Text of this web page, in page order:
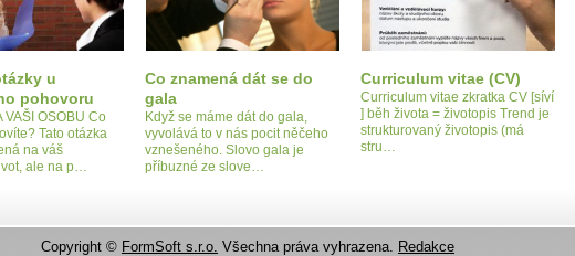
u
pohovoru
VAŠI OSOBU Co
Tato otázka
na váš
ale na p…
Co znamená dát se do
gala
Když se máme dát do gala,
vyvolává to v nás pocit něčeho
vznešeného. Slovo gala je
příbuzné ze slove…
Curriculum vitae (CV)
Curriculum vitae zkratka CV [síví
] běh života = životopis Trend je
strukturovaný životopis (má
stru…
Copyright © FormSoft s.r.o. Všechna práva vyhrazena. Redakce